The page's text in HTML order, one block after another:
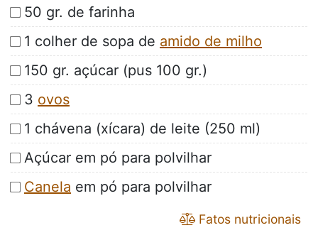
50 gr. de farinha
1 colher de sopa de amido de milho
150 gr. açúcar (pus 100 gr.)
3 ovos
1 chávena (xícara) de leite (250 ml)
Açúcar em pó para polvilhar
Canela em pó para polvilhar
Fatos nutricionais